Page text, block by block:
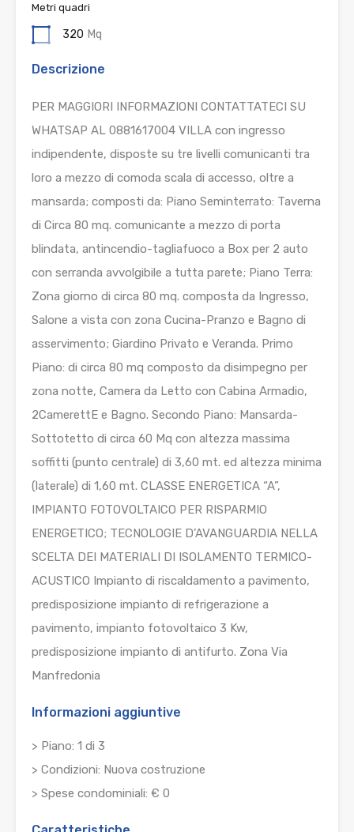
Metri quadri
320 Mq
Descrizione
PER MAGGIORI INFORMAZIONI CONTATTATECI SU
WHATSAP AL 0881617004 VILLA con ingresso
indipendente, disposte su tre livelli comunicanti tra
loro a mezzo di comoda scala di accesso, oltre a
mansarda; composti da: Piano Seminterrato: Taverna
di Circa 80 mq. comunicante a mezzo di porta
blindata, antincendio-tagliafuoco a Box per 2 auto
con serranda avvolgibile a tutta parete; Piano Terra:
Zona giorno di circa 80 mq. composta da Ingresso,
Salone a vista con zona Cucina-Pranzo e Bagno di
asservimento; Giardino Privato e Veranda. Primo
Piano: di circa 80 mq composto da disimpegno per
zona notte, Camera da Letto con Cabina Armadio,
2CamerettE e Bagno. Secondo Piano: Mansarda-
Sottotetto di circa 60 Mq con altezza massima
soffitti (punto centrale) di 3,60 mt. ed altezza minima
(laterale) di 1,60 mt. CLASSE ENERGETICA “A”,
IMPIANTO FOTOVOLTAICO PER RISPARMIO
ENERGETICO; TECNOLOGIE D’AVANGUARDIA NELLA
SCELTA DEI MATERIALI DI ISOLAMENTO TERMICO-
ACUSTICO Impianto di riscaldamento a pavimento,
predisposizione impianto di refrigerazione a
pavimento, impianto fotovoltaico 3 Kw,
predisposizione impianto di antifurto. Zona Via
Manfredonia
Informazioni aggiuntive
> Piano: 1 di 3
> Condizioni: Nuova costruzione
> Spese condominiali: € 0